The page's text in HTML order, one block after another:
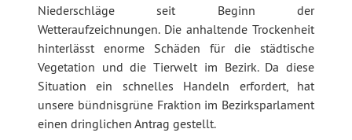
Niederschläge seit Beginn der
Wetteraufzeichnungen. Die anhaltende Trockenheit
hinterlässt enorme Schäden für die städtische
Vegetation und die Tierwelt im Bezirk. Da diese
Situation ein schnelles Handeln erfordert, hat
unsere bündnisgrüne Fraktion im Bezirksparlament
einen dringlichen Antrag gestellt.